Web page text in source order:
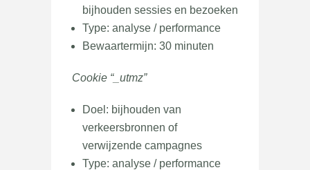
bijhouden sessies en bezoeken
Type: analyse / performance
Bewaartermijn: 30 minuten
Cookie “_utmz”
Doel: bijhouden van
verkeersbronnen of
verwijzende campagnes
Type: analyse / performance